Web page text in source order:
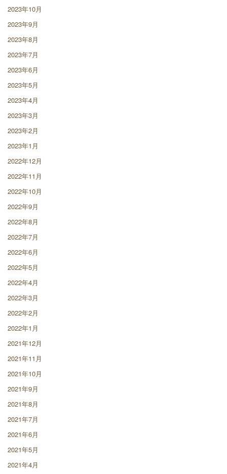
2023年10月
2023年9月
2023年8月
2023年7月
2023年6月
2023年5月
2023年4月
2023年3月
2023年2月
2023年1月
2022年12月
2022年11月
2022年10月
2022年9月
2022年8月
2022年7月
2022年6月
2022年5月
2022年4月
2022年3月
2022年2月
2022年1月
2021年12月
2021年11月
2021年10月
2021年9月
2021年8月
2021年7月
2021年6月
2021年5月
2021年4月